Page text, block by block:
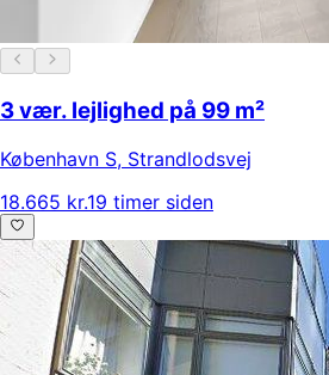
3 vær. lejlighed på 99 m²
København S, Strandlodsvej
18.665 kr.19 timer siden